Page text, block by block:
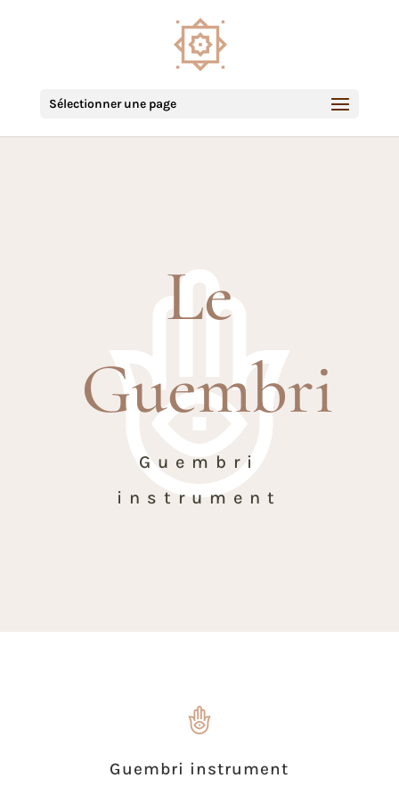
Sélectionner une page
Le
Guembri
Guembri
instrument
Guembri instrument